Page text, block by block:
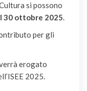
si possono
30 ottobre 2025.
per gli
erogato
2025.